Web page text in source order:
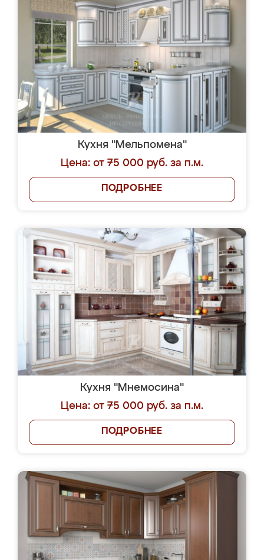
Кухня "Мельпомена"
Цена: от 75 000 руб. за п.м.
ПОДРОБНЕЕ
Кухня "Мнемосина"
Цена: от 75 000 руб. за п.м.
ПОДРОБНЕЕ